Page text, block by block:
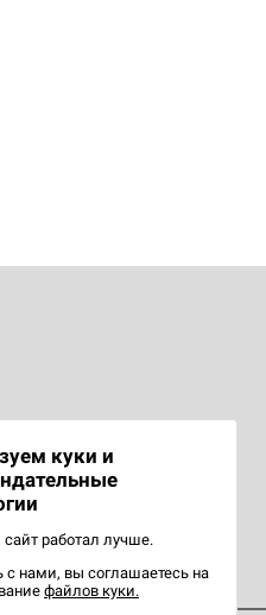
куки и
сайт работал лучше.
с нами, вы соглашаетесь на
файлов куки.